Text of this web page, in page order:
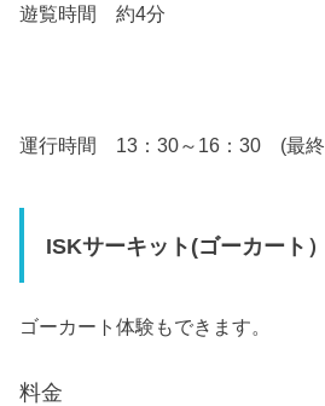
遊覧時間 約4分
運行時間 13：30～16：30 (最終
ISKサーキット(ゴーカート）
ゴーカート体験もできます。
料金